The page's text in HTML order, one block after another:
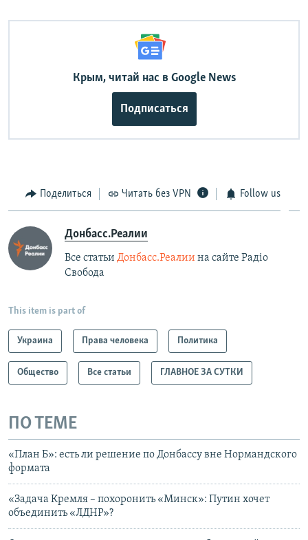
Крым, читай нас в Google News
Подписаться
Поделиться Читать без VPN Follow us
Донбасс.Реалии
Все статьи Донбасс.Реалии на сайте Радіо
Свобода
This item is part of
Украина Права человека Политика
Общество Все статьи ГЛАВНОЕ ЗА СУТКИ
ПО ТЕМЕ
«План Б»: есть ли решение по Донбассу вне Нормандского
формата
«Задача Кремля – похоронить «Минск»: Путин хочет
объединить «ЛДНР»?